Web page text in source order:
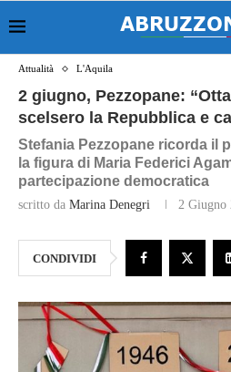
Attualità L'Aquila
2 giugno, Pezzopane:
scelsero la Repubblica e
Stefania Pezzopane ricorda il
la figura di Maria Federici
partecipazione democratica
scritto da Marina Denegri 2 Giugno
CONDIVIDI